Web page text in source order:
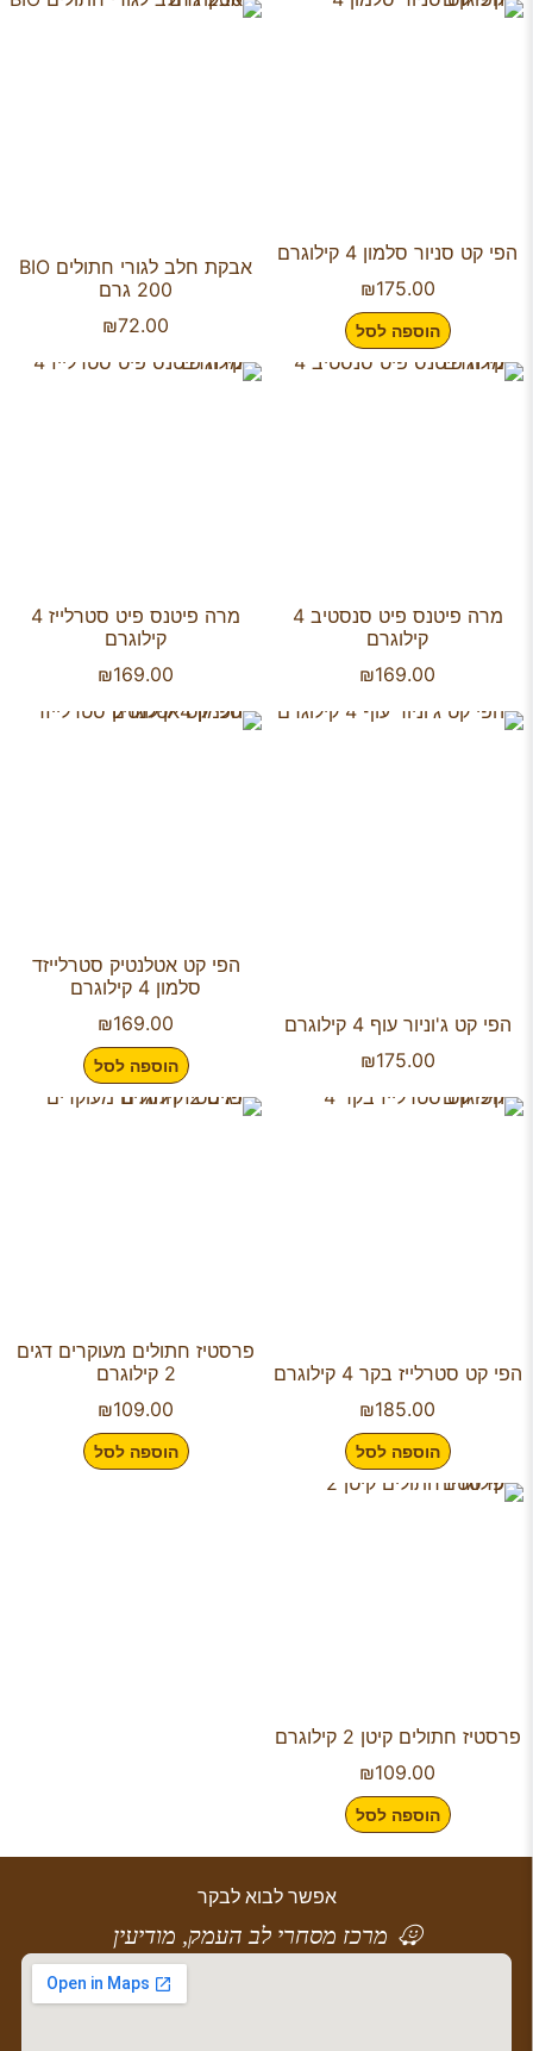
הפי קט סניור סלמון 4 קילוגרם
₪175.00
הוספה לסל
אבקת חלב לגורי חתולים BIO
200 גרם
₪72.00
מרה פיטנס פיט סנסטיב 4
קילוגרם
₪169.00
מרה פיטנס פיט סטרלייז 4
קילוגרם
₪169.00
הפי קט ג'וניור עוף 4 קילוגרם
₪175.00
הפי קט אטלנטיק סטרלייזד
סלמון 4 קילוגרם
₪169.00
הוספה לסל
הפי קט סטרלייז בקר 4 קילוגרם
₪185.00
הוספה לסל
פרסטיז חתולים מעוקרים דגים
2 קילוגרם
₪109.00
הוספה לסל
פרסטיז חתולים קיטן 2 קילוגרם
₪109.00
הוספה לסל
אפשר לבוא לבקר
מרכז מסחרי לב העמק, מודיעין